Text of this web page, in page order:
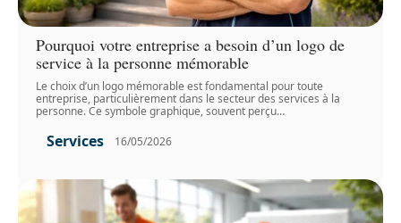
Pourquoi votre entreprise a besoin d’un logo de
service à la personne mémorable
Le choix d’un logo mémorable est fondamental pour toute
entreprise, particulièrement dans le secteur des services à la
personne. Ce symbole graphique, souvent perçu…
Services 16/05/2026